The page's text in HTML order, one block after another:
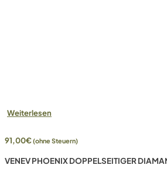
Weiterlesen
91,00€(ohne Steuern)
VENEV PHOENIX DOPPELSEITIGER